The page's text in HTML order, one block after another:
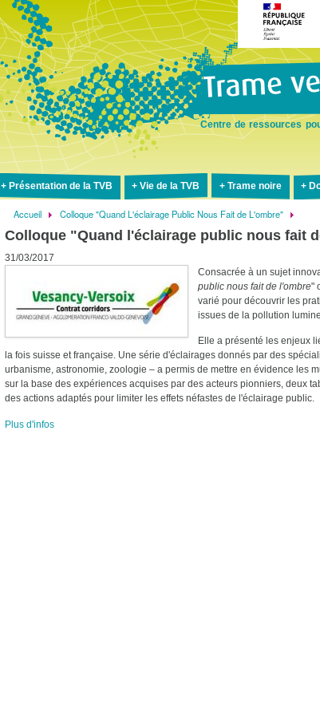
Centre de ressources
Présentation de la TVB Vie de la TVB Trame noire
Fil
d'Ariane
Accueil Colloque "Quand L'éclairage Public Nous Fait de L'ombre"
Colloque "Quand l'éclairage public nous fait
31/03/2017
Consacrée à un sujet
public nous fait de l'ombre"
varié pour découvrir les
issues de la pollution
Elle a présenté les enjeux
la fois suisse et française. Une série d'éclairages donnés par des
urbanisme, astronomie, zoologie – a permis de mettre en évidence les
sur la base des expériences acquises par des acteurs pionniers, deux
des actions adaptés pour limiter les effets néfastes de l'éclairage public.
Plus d'infos